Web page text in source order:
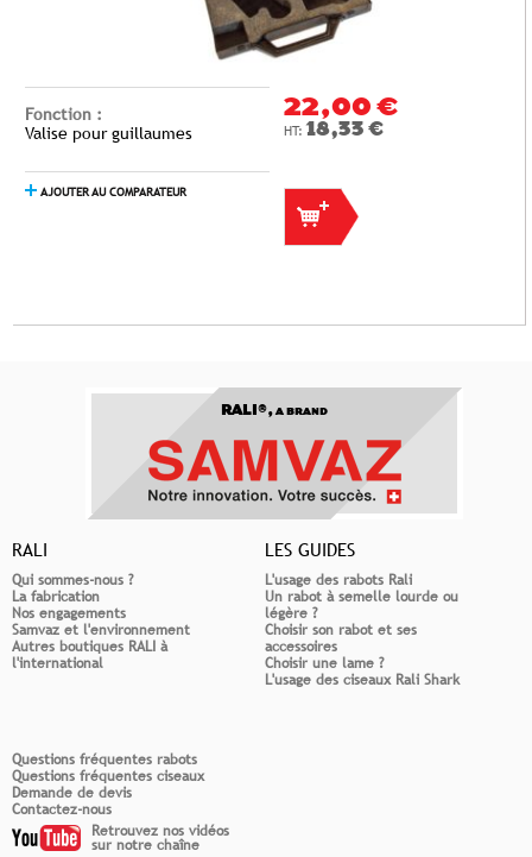
Fonction :
Valise pour guillaumes
AJOUTER AU COMPARATEUR
22,00 €
18,33 €
RALI®,A BRAND
RALI
Qui sommes-nous ?
La fabrication
Nos engagements
Samvaz et l'environnement
Autres boutiques RALI à
l'international
LES GUIDES
L'usage des rabots Rali
Un rabot à semelle lourde ou
légère ?
Choisir son rabot et ses
accessoires
Choisir une lame ?
L'usage des ciseaux Rali Shark
Questions fréquentes rabots
Questions fréquentes ciseaux
Demande de devis
Contactez-nous
Retrouvez nos vidéos
sur notre chaîne